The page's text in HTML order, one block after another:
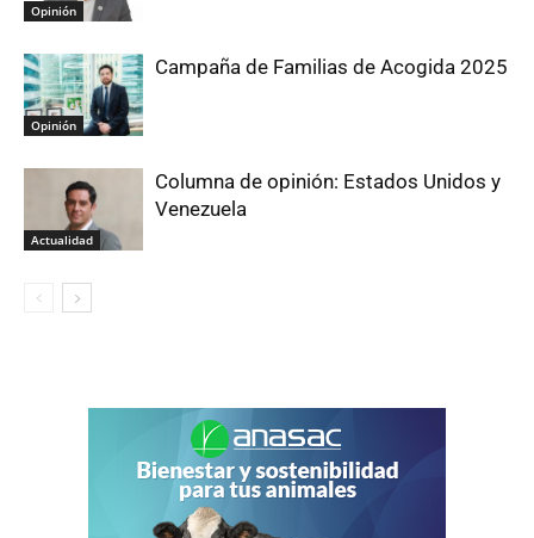
Opinión
Opinión
Campaña de Familias de Acogida 2025
Actualidad
Columna de opinión: Estados Unidos y
Venezuela